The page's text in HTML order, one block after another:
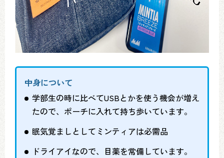
中身について
学部生の時に比べてUSBとかを使う機会が増え
たので、ポーチに入れて持ち歩いています。
眠気覚ましとしてミンティアは必需品
ドライアイなので、目薬を常備しています。